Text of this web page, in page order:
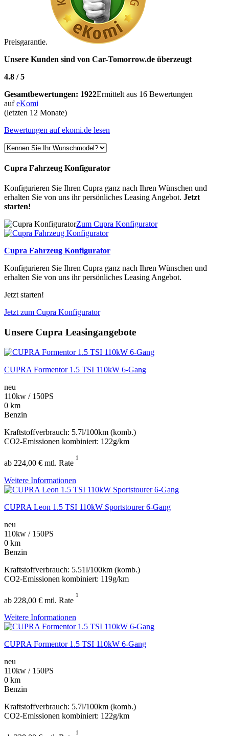
Preisgarantie.
Unsere Kunden sind von Car-Tomorrow.de überzeugt
4.8 /5
Gesamtbewertungen: 1922Ermittelt aus 16 Bewertungen
aufeKomi
(letzten 12 Monate)
Bewertungen auf ekomi.de lesen
Cupra Fahrzeug Konfigurator
Konfigurieren Sie Ihren Cupra ganz nach Ihren Wünschen und
erhalten Sie von uns ihr persönliches Leasing Angebot. Jetzt
starten!
Zum Cupra Konfigurator
Cupra Fahrzeug Konfigurator
Konfigurieren Sie Ihren Cupra ganz nach Ihren Wünschen und
erhalten Sie von uns ihr persönliches Leasing Angebot.
Jetzt starten!
Jetzt zum Cupra Konfigurator
Unsere Cupra Leasingangebote
CUPRA Formentor 1.5 TSI 110kW 6-Gang
neu
110kw / 150PS
0 km
Benzin
Kraftstoffverbrauch: 5.7l/100km (komb.)
CO2-Emissionen kombiniert: 122g/km
ab 224,00 € mtl. Rate
1
Weitere Informationen
CUPRA Leon 1.5 TSI 110kW Sportstourer 6-Gang
neu
110kw / 150PS
0 km
Benzin
Kraftstoffverbrauch: 5.51l/100km (komb.)
CO2-Emissionen kombiniert: 119g/km
ab 228,00 € mtl. Rate
1
Weitere Informationen
CUPRA Formentor 1.5 TSI 110kW 6-Gang
neu
110kw / 150PS
0 km
Benzin
Kraftstoffverbrauch: 5.7l/100km (komb.)
CO2-Emissionen kombiniert: 122g/km
1